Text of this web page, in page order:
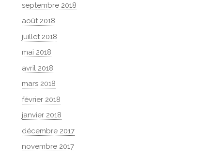
septembre 2018
août 2018
juillet 2018
mai 2018
avril 2018
mars 2018
février 2018
janvier 2018
décembre 2017
novembre 2017